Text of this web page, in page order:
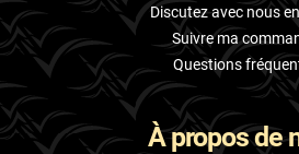
Discutez avec nous
Suivre ma
Questions
À propos de